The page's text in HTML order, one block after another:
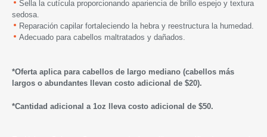
Sella la cutícula proporcionando apariencia de brillo espejo y textura
sedosa.
Reparación capilar fortaleciendo la hebra y reestructura la humedad.
Adecuado para cabellos maltratados y dañados.
*Oferta aplica para cabellos de largo mediano (cabellos más
largos o abundantes llevan costo adicional de $20).
*Cantidad adicional a 1oz lleva costo adicional de $50.